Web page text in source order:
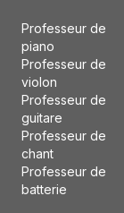
Professeur de
piano
Professeur de
violon
Professeur de
guitare
Professeur de
chant
Professeur de
batterie